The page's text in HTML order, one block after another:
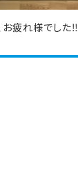
お疲れ様でした‼︎